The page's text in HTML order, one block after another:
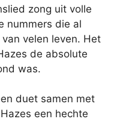
zong uit volle
nummers die al
velen leven. Het
de absolute
was.
duet samen met
een hechte